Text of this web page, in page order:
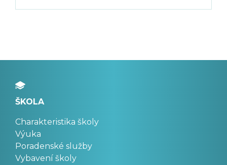
ŠKOLA
Charakteristika školy
Výuka
Poradenské služby
Vybavení školy